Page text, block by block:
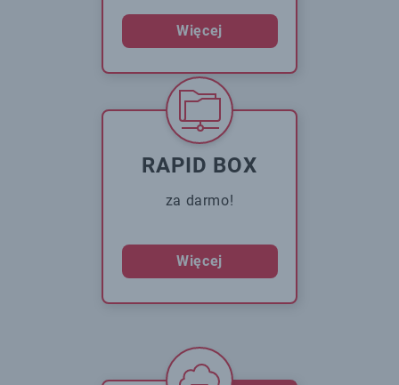
Więcej
RAPID BOX
za darmo!
Więcej